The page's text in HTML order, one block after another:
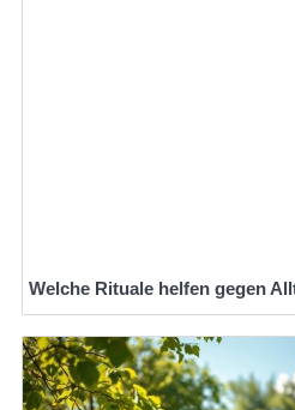
Welche Rituale helfen gegen